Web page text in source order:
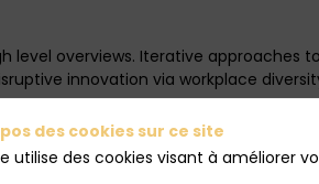
level overviews. Iterative
innovation via workplace
des cookies sur ce site
utilise des cookies visant à améliorer